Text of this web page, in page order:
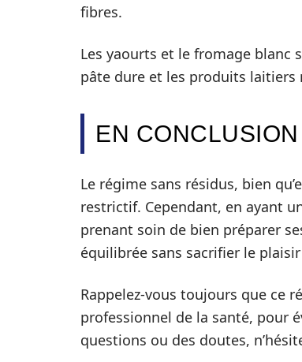
fibres.
Les yaourts et le fromage blanc
pâte dure et les produits laitiers
EN CONCLUSION
Le régime sans résidus, bien
restrictif. Cependant, en ayant
prenant soin de bien préparer
équilibrée sans sacrifier le
Rappelez-vous toujours que ce
professionnel de la santé, pour
questions ou des doutes,